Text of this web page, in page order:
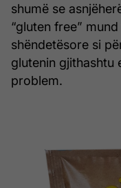
shumë se
“gluten free”
shëndetësore si
glutenin gjithashtu
problem.